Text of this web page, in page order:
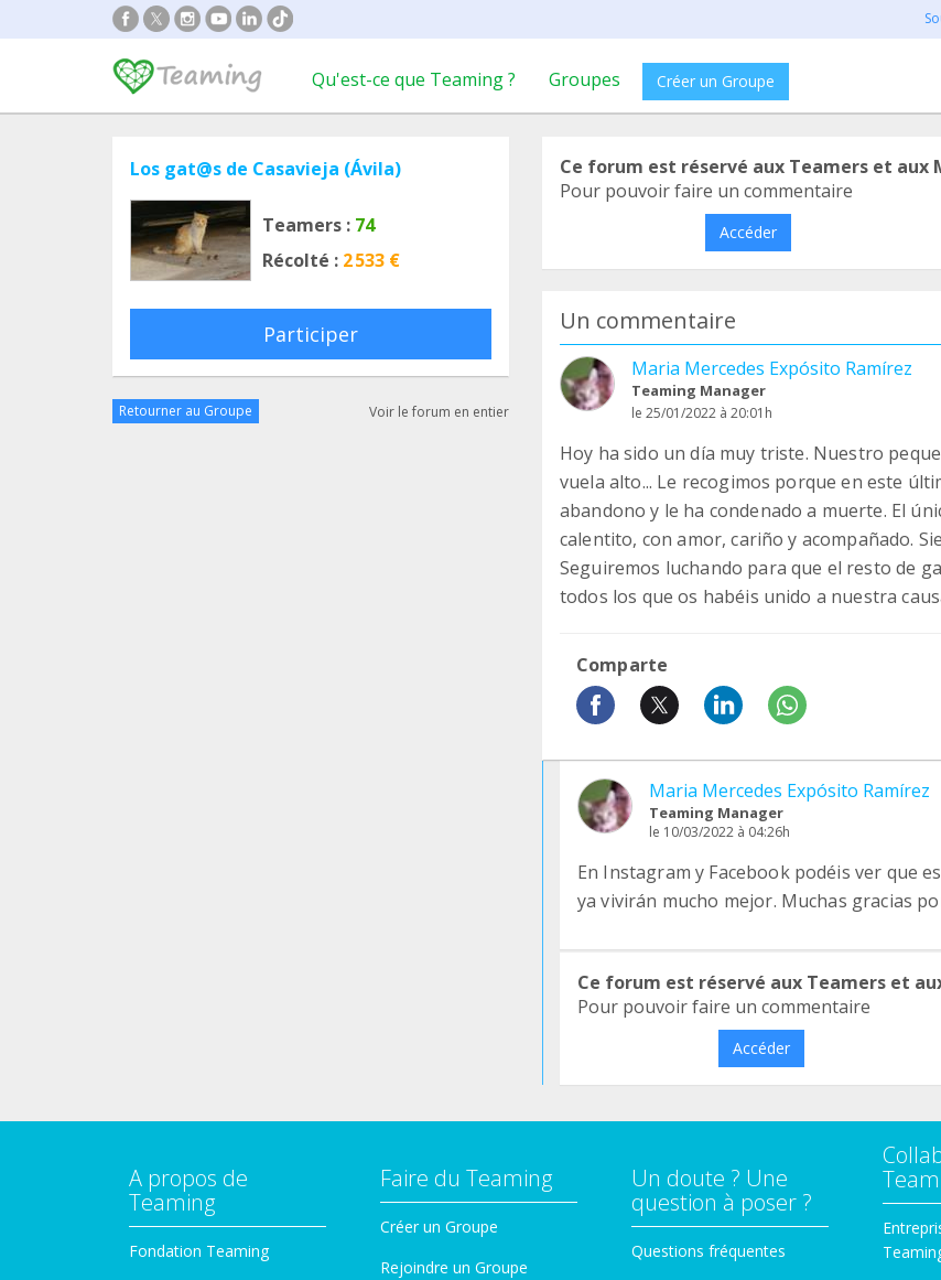
Qu'est-ce que Teaming ? Groupes Créer un Groupe
Los gat@s de Casavieja (Ávila)
Teamers : 74
Récolté : 2 533 €
Participer
Retourner au Groupe Voir le forum en entier
Ce forum est réservé aux Teamers et aux
Pour pouvoir faire un commentaire
Accéder
Un commentaire
Maria Mercedes Expósito Ramírez
Teaming Manager
le 25/01/2022 à 20:01h
Hoy ha sido un día muy triste. Nuestro
vuela alto... Le recogimos porque en este
abandono y le ha condenado a muerte. El
calentito, con amor, cariño y acompañado.
Seguiremos luchando para que el resto de
todos los que os habéis unido a nuestra
Comparte
Maria Mercedes Expósito Ramírez
Teaming Manager
le 10/03/2022 à 04:26h
En Instagram y Facebook podéis ver que
ya vivirán mucho mejor. Muchas gracias
Ce forum est réservé aux Teamers et
Pour pouvoir faire un commentaire
Accéder
A propos de
Teaming
Fondation Teaming
Faire du Teaming
Créer un Groupe
Rejoindre un Groupe
Un doute ? Une
question à poser ?
Questions fréquentes